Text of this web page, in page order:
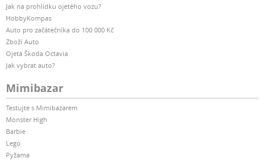
Jak na prohlídku ojetého vozu?
HobbyKompas
Auto pro začátečníka do 100 000 Kč
Zboží Auto
Ojetá Škoda Octavia
Jak vybrat auto?
Mimibazar
Testujte s Mimibazarem
Monster High
Barbie
Lego
Pyžama